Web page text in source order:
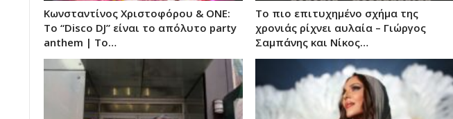
Κωνσταντίνος Χριστοφόρου & ΟΝΕ:
Το “Disco DJ” είναι το απόλυτο party
anthem | Το…
Το πιο επιτυχημένο σχήμα της
χρονιάς ρίχνει αυλαία – Γιώργος
Σαμπάνης και Νίκος…